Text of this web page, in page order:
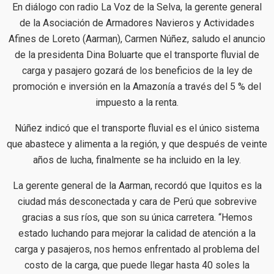
En diálogo con radio La Voz de la Selva, la gerente general
de la Asociación de Armadores Navieros y Actividades
Afines de Loreto (Aarman), Carmen Núñez, saludo el anuncio
de la presidenta Dina Boluarte que el transporte fluvial de
carga y pasajero gozará de los beneficios de la ley de
promoción e inversión en la Amazonía a través del 5 % del
impuesto a la renta.
Núñez indicó que el transporte fluvial es el único sistema
que abastece y alimenta a la región, y que después de veinte
años de lucha, finalmente se ha incluido en la ley.
La gerente general de la Aarman, recordó que Iquitos es la
ciudad más desconectada y cara de Perú que sobrevive
gracias a sus ríos, que son su única carretera. “Hemos
estado luchando para mejorar la calidad de atención a la
carga y pasajeros, nos hemos enfrentado al problema del
costo de la carga, que puede llegar hasta 40 soles la